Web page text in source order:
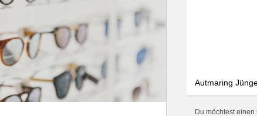
Autmaring
Du möchtest